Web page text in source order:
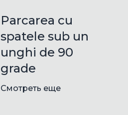
Parcarea cu
spatele sub un
unghi de 90
grade
Смотреть еще